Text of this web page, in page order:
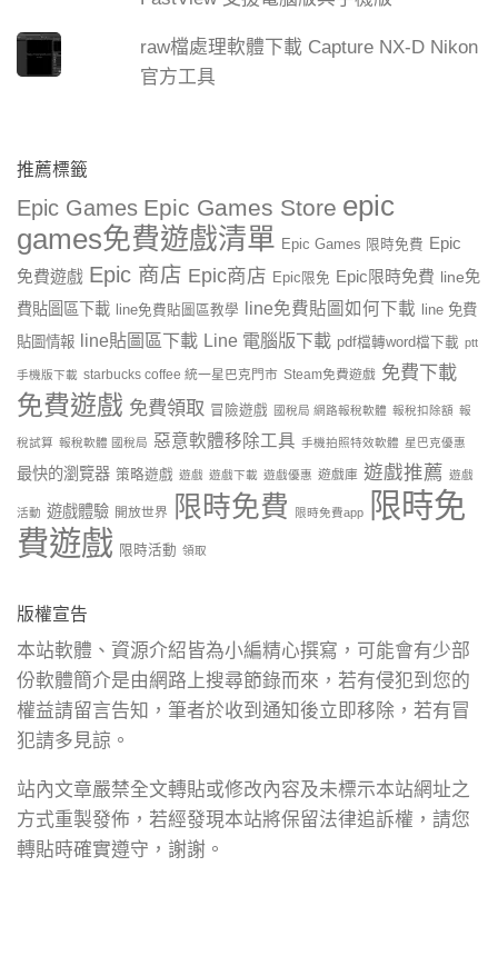
raw檔處理軟體下載 Capture NX-D Nikon
官方工具
推薦標籤
Epic Games Epic Games Store epic
games免費遊戲清單 Epic Games 限時免費 Epic
免費遊戲 Epic 商店 Epic商店 Epic限免 Epic限時免費 line免
費貼圖區下載
line免費貼圖區教學 line免費貼圖如何下載
line 免費
貼圖情報
line貼圖區下載 Line 電腦版下載 pdf檔轉word檔下載 ptt
手機版下載 starbucks coffee 統一星巴克門市 Steam免費遊戲 免費下載
免費遊戲 免費領取 冒險遊戲 國稅局 網路報稅軟體 報稅扣除額 報
稅試算 報稅軟體 國稅局 惡意軟體移除工具 手機拍照特效軟體 星巴克優惠
最快的瀏覽器 策略遊戲 遊戲 遊戲下載 遊戲優惠 遊戲庫 遊戲推薦 遊戲
活動 遊戲體驗 開放世界 限時免費 限時免費app
限時免
費遊戲 限時活動 領取
版權宣告
本站軟體、資源介紹皆為小編精心撰寫，可能會有少部
份軟體簡介是由網路上搜尋節錄而來，若有侵犯到您的
權益請留言告知，筆者於收到通知後立即移除，若有冒
犯請多見諒。
站內文章嚴禁全文轉貼或修改內容及未標示本站網址之
方式重製發佈，若經發現本站將保留法律追訴權，請您
轉貼時確實遵守，謝謝。